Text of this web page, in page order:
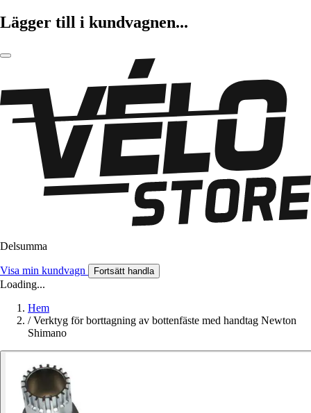
Lägger till i kundvagnen...
Delsumma
Visa min kundvagn Fortsätt handla
Loading...
Hem
/ Verktyg för borttagning av bottenfäste med handtag Newton
Shimano